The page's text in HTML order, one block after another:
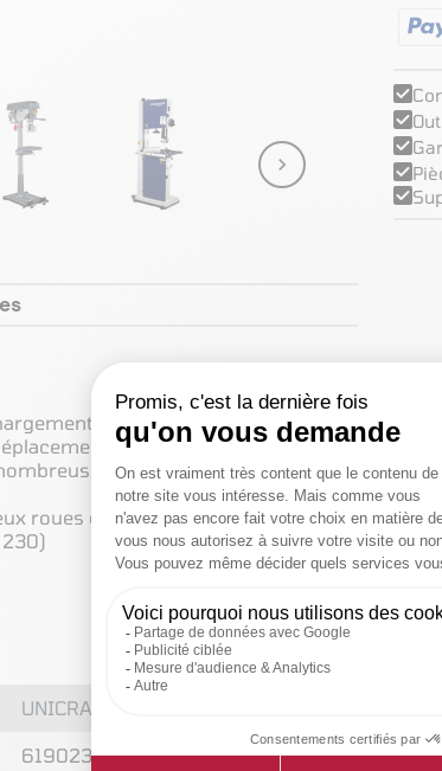

à réglage variable
des machines
dimensions de
roues de direction pivotante à 360°
UNICRAFT
6190231